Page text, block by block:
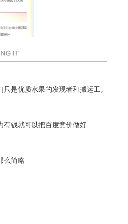
是优质水果的发现者和搬运工。
有钱就可以把百度竞价做好
么简略